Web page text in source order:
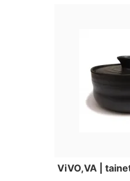
ViVO,VA |